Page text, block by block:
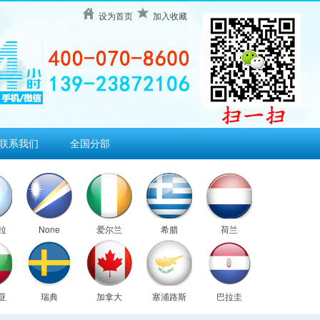
设为首页 加入收藏
系我们 全国分部
None 爱尔兰 希腊 荷兰
瑞典 加拿大 塞浦路斯 巴拉圭